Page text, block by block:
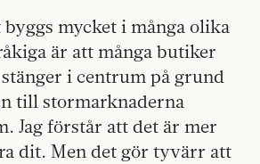
byggs mycket i många olika
är att många butiker
i centrum på grund
till stormarknaderna
Jag förstår att det är mer
dit. Men det gör tyvärr att